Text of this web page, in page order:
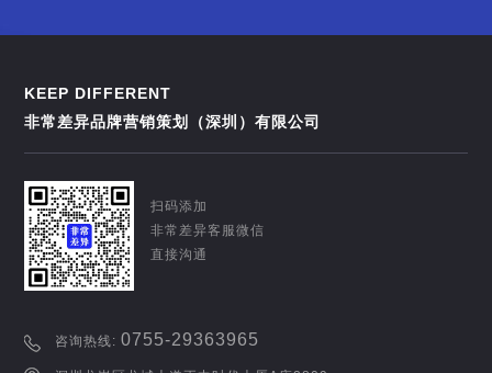
KEEP DIFFERENT
非常差异品牌营销策划（深圳）有限公司
扫码添加
非常差异客服微信
直接沟通
咨询热线: 0755-29363965